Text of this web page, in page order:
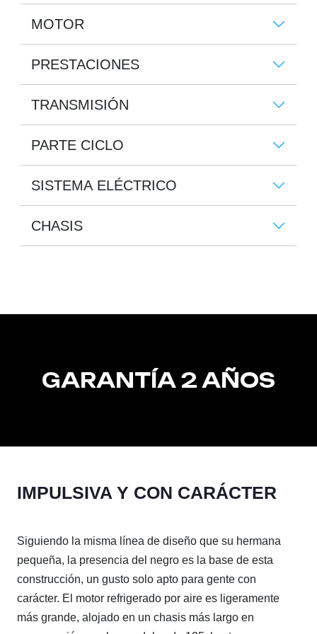
MOTOR
PRESTACIONES
TRANSMISIÓN
PARTE CICLO
SISTEMA ELÉCTRICO
CHASIS
GARANTÍA 2 AÑOS
IMPULSIVA Y CON CARÁCTER
Siguiendo la misma línea de diseño que su hermana
pequeña, la presencia del negro es la base de esta
construcción, un gusto solo apto para gente con
carácter. El motor refrigerado por aire es ligeramente
más grande, alojado en un chasis más largo en